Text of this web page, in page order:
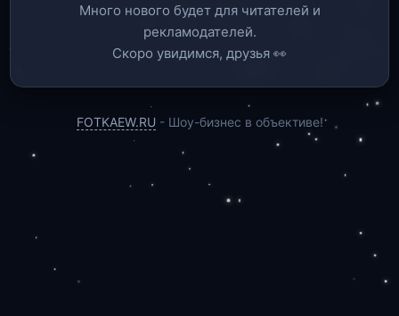
Много нового будет для читателей и
рекламодателей.
Скоро увидимся, друзья 👀
FOTKAEW.RU - Шоу-бизнес в объективе!